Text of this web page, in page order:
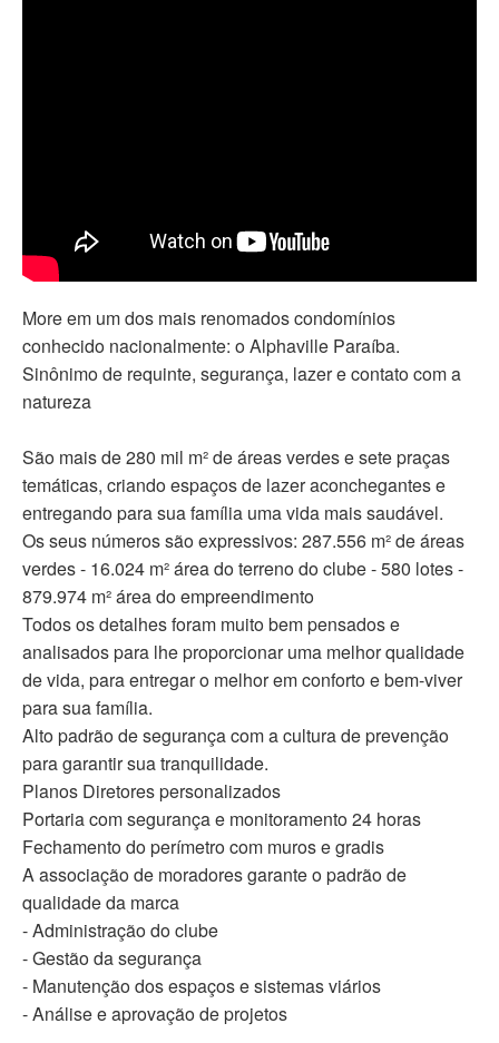
More em um dos mais renomados condomínios
conhecido nacionalmente: o Alphaville Paraíba.
Sinônimo de requinte, segurança, lazer e contato com a
natureza
São mais de 280 mil m² de áreas verdes e sete praças
temáticas, criando espaços de lazer aconchegantes e
entregando para sua família uma vida mais saudável.
Os seus números são expressivos: 287.556 m² de áreas
verdes - 16.024 m² área do terreno do clube - 580 lotes -
879.974 m² área do empreendimento
Todos os detalhes foram muito bem pensados e
analisados para lhe proporcionar uma melhor qualidade
de vida, para entregar o melhor em conforto e bem-viver
para sua família.
Alto padrão de segurança com a cultura de prevenção
para garantir sua tranquilidade.
Planos Diretores personalizados
Portaria com segurança e monitoramento 24 horas
Fechamento do perímetro com muros e gradis
A associação de moradores garante o padrão de
qualidade da marca
- Administração do clube
- Gestão da segurança
- Manutenção dos espaços e sistemas viários
- Análise e aprovação de projetos